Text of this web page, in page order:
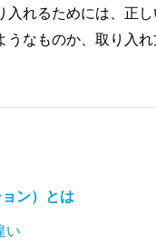
れるためには、正
なものか、取り入れ
ン）とは
い